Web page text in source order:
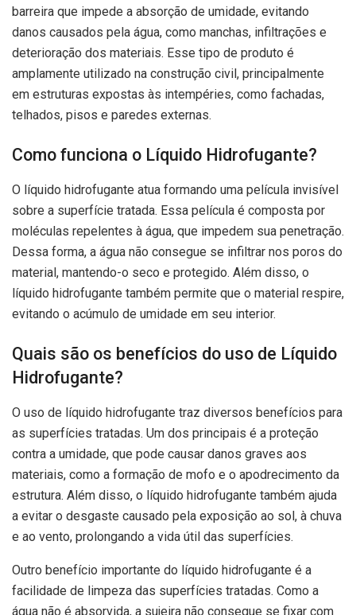
barreira que impede a absorção de umidade, evitando
danos causados pela água, como manchas, infiltrações e
deterioração dos materiais. Esse tipo de produto é
amplamente utilizado na construção civil, principalmente
em estruturas expostas às intempéries, como fachadas,
telhados, pisos e paredes externas.
Como funciona o Líquido Hidrofugante?
O líquido hidrofugante atua formando uma película invisível
sobre a superfície tratada. Essa película é composta por
moléculas repelentes à água, que impedem sua penetração.
Dessa forma, a água não consegue se infiltrar nos poros do
material, mantendo-o seco e protegido. Além disso, o
líquido hidrofugante também permite que o material respire,
evitando o acúmulo de umidade em seu interior.
Quais são os benefícios do uso de Líquido
Hidrofugante?
O uso de líquido hidrofugante traz diversos benefícios para
as superfícies tratadas. Um dos principais é a proteção
contra a umidade, que pode causar danos graves aos
materiais, como a formação de mofo e o apodrecimento da
estrutura. Além disso, o líquido hidrofugante também ajuda
a evitar o desgaste causado pela exposição ao sol, à chuva
e ao vento, prolongando a vida útil das superfícies.
Outro benefício importante do líquido hidrofugante é a
facilidade de limpeza das superfícies tratadas. Como a
água não é absorvida, a sujeira não consegue se fixar com